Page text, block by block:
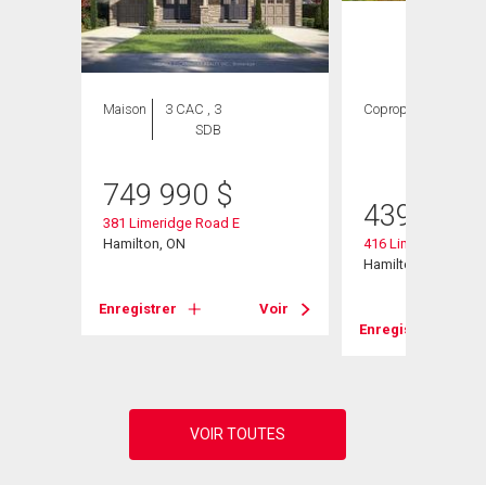
Maison
3 CAC , 3
SDB
749 990 $
381 Limeridge Road E
Hamilton, ON
Enregistrer Voir
Copropriété
439 000
416 Limeridge
Hamilton, ON
Enregistrer